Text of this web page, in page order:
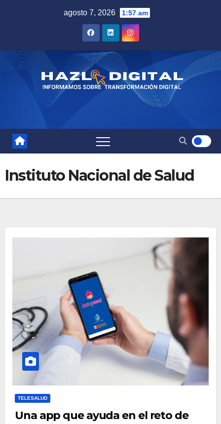
agosto 7, 2026 1:57 am
Instituto Nacional de Salud
TELESALUD
Una app que ayuda en el reto de